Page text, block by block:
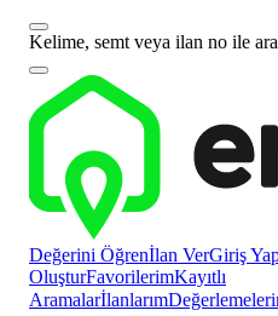
Kelime, semt veya ilan no ile
Değerini Öğrenİlan VerGiriş
OluşturFavorilerimKayıtlı
Aramalarİlanlarım